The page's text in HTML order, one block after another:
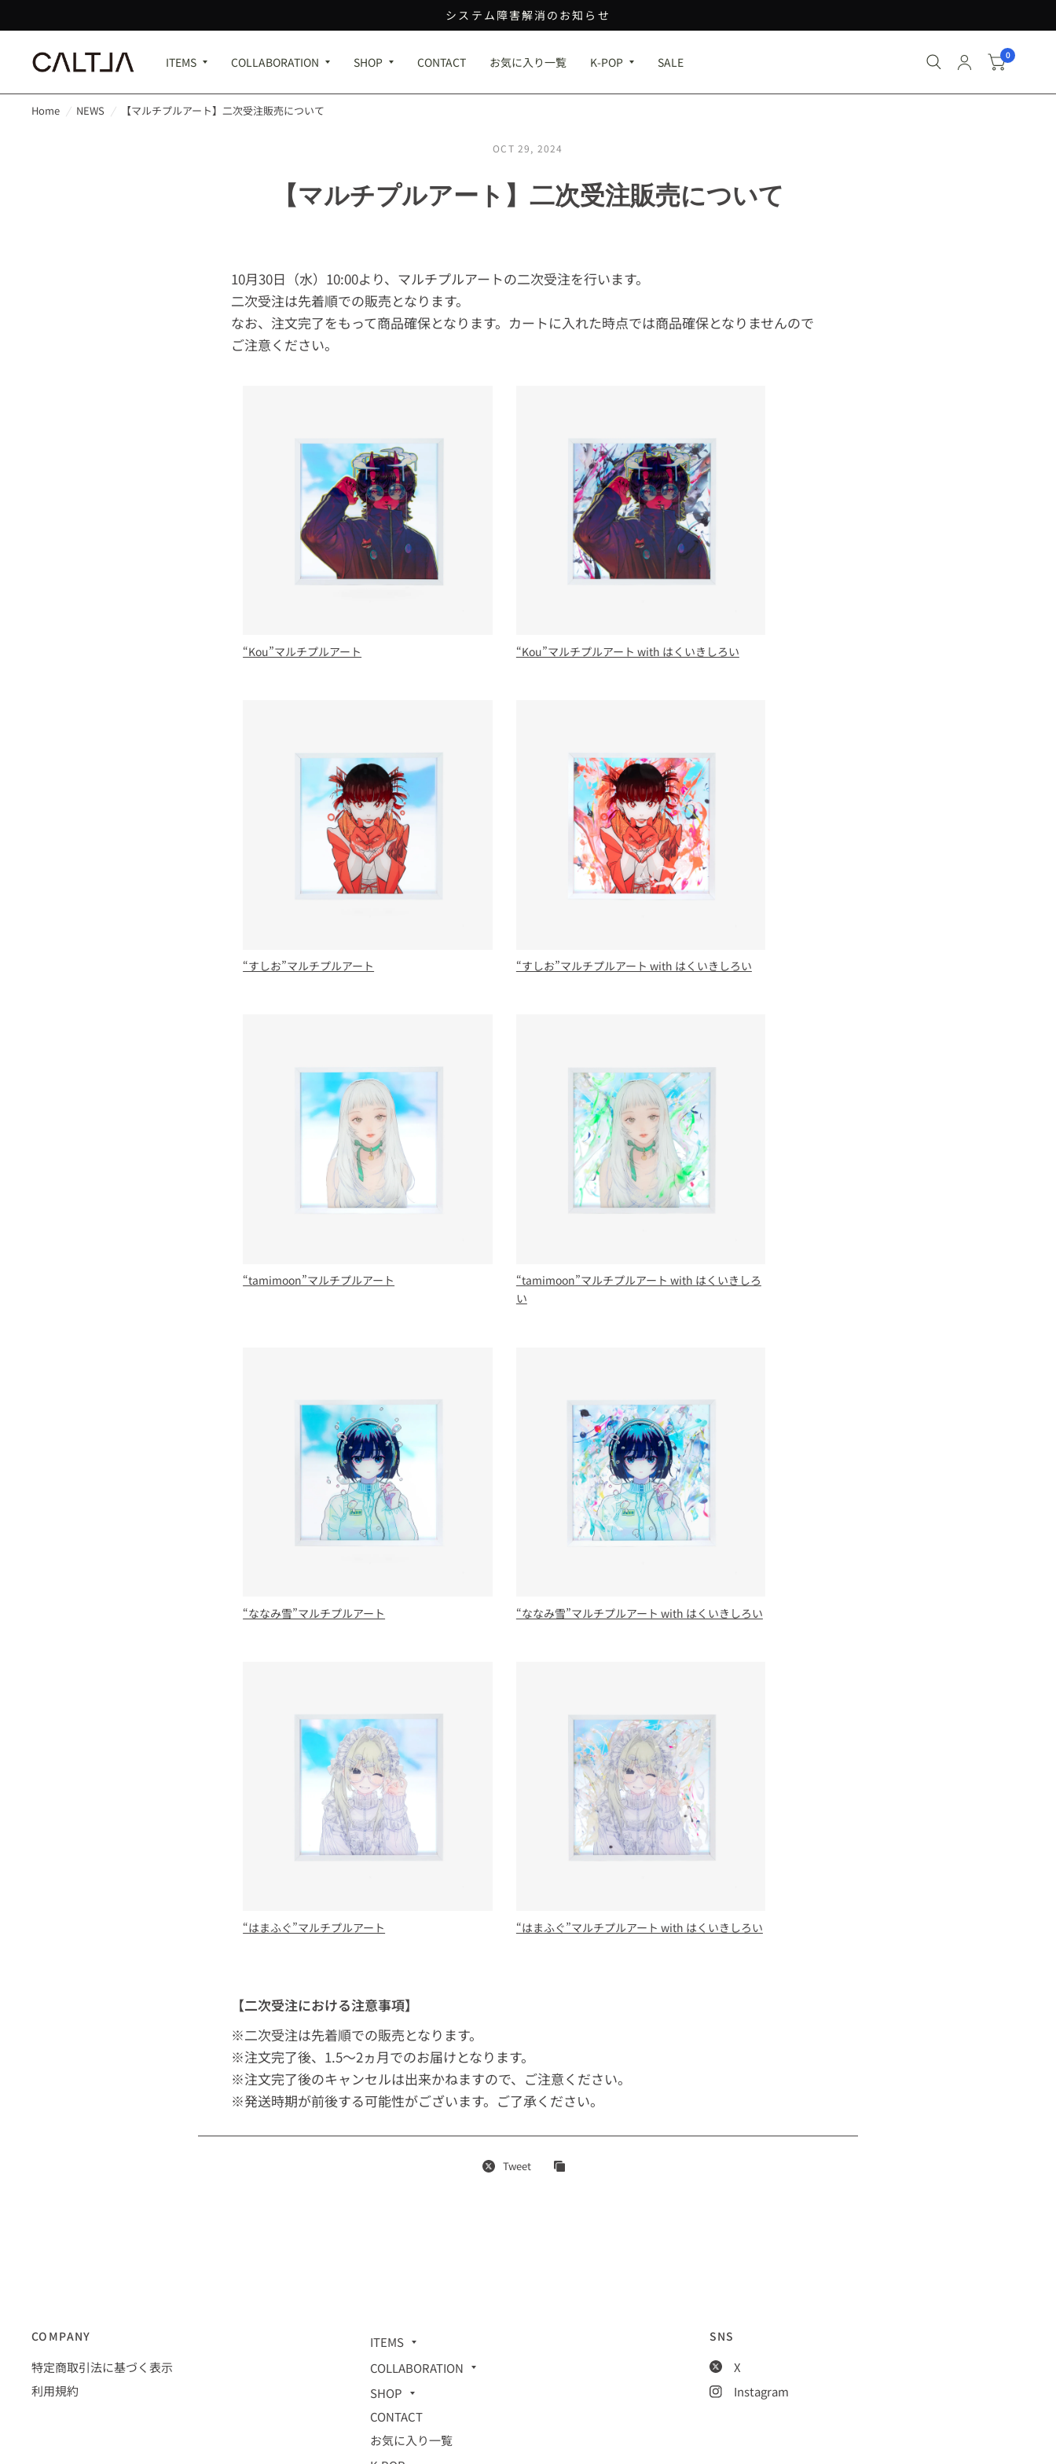
システム障害解消のお知らせ
ITEMS COLLABORATION SHOP CONTACT お気に入り一覧 K-POP SALE 0
Home / NEWS / 【マルチプルアート】二次受注販売について
OCT 29, 2024
【マルチプルアート】二次受注販売について
10月30日（水）10:00より、マルチプルアートの二次受注を行います。
二次受注は先着順での販売となります。
なお、注文完了をもって商品確保となります。カートに入れた時点では商品確保となりませんので
ご注意ください。
“Kou”マルチプルアート “Kou”マルチプルアート with はくいきしろい
“すしお”マルチプルアート “すしお”マルチプルアート with はくいきしろい
“tamimoon”マルチプルアート
“tamimoon”マルチプルアート with はくいきしろ
い
“ななみ雪”マルチプルアート “ななみ雪”マルチプルアート with はくいきしろい
“はまふぐ”マルチプルアート “はまふぐ”マルチプルアート with はくいきしろい
【二次受注における注意事項】
※二次受注は先着順での販売となります。
※注文完了後、1.5～2ヵ月でのお届けとなります。
※注文完了後のキャンセルは出来かねますので、ご注意ください。
※発送時期が前後する可能性がございます。ご了承ください。
Tweet
COMPANY
特定商取引法に基づく表示
利用規約
ITEMS
COLLABORATION
SHOP
CONTACT
お気に入り一覧
SNS
X
Instagram